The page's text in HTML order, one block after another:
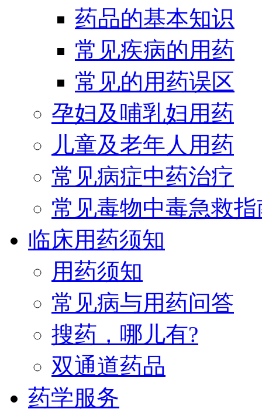
药品的基本知识
常见疾病的用药
常见的用药误区
孕妇及哺乳妇用药
儿童及老年人用药
常见病症中药治疗
常见毒物中毒急救指
临床用药须知
用药须知
常见病与用药问答
搜药，哪儿有?
双通道药品
药学服务